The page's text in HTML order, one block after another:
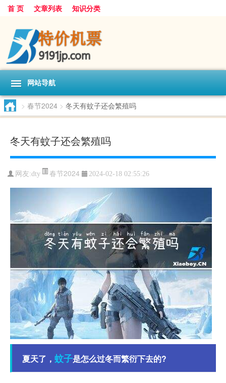
首 页 文章列表 知识分类
网站导航
> 春节2024 > 冬天有蚊子还会繁殖吗
冬天有蚊子还会繁殖吗
网友:dty 春节2024 2024-02-18 02:55:26
夏天了， 蚊子是怎么过冬而繁衍下去的?